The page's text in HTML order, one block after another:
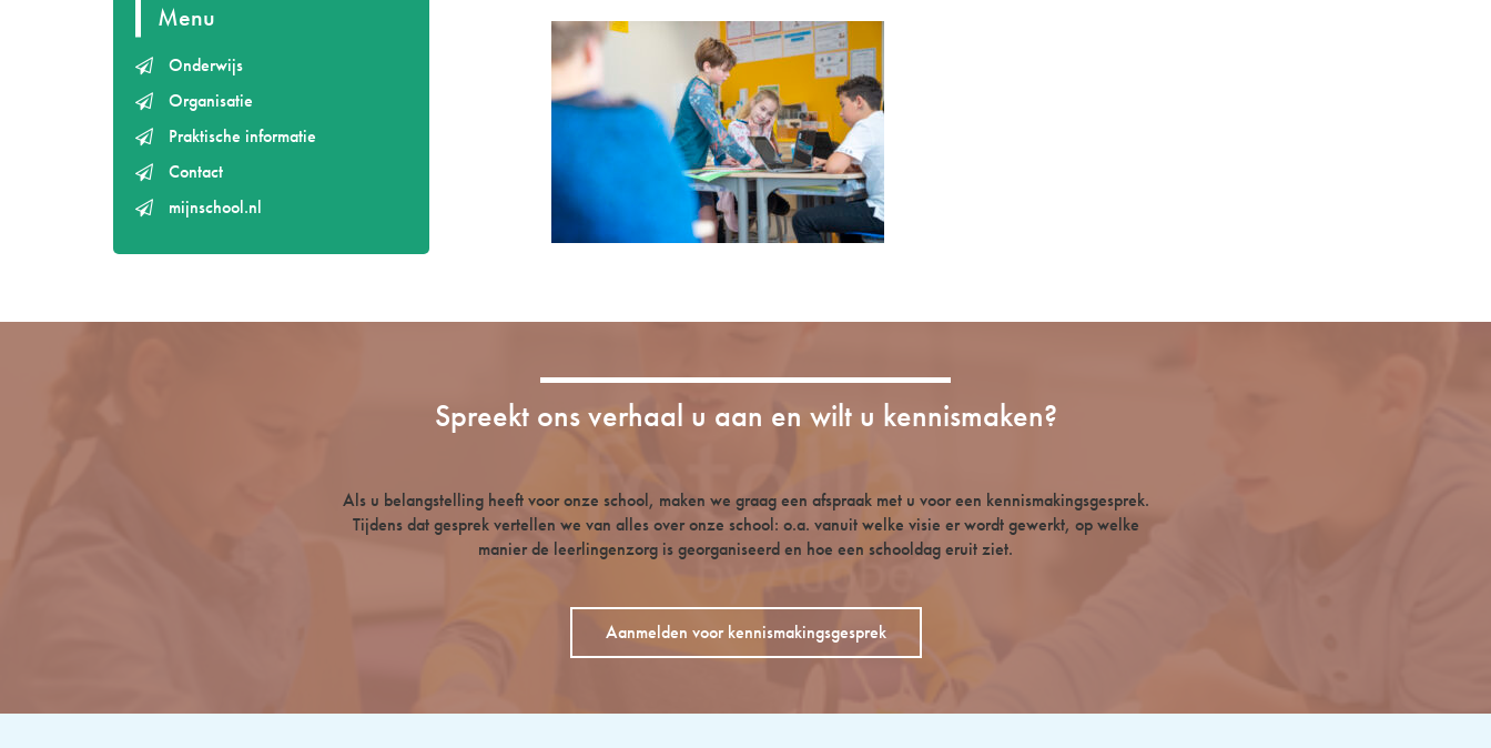
Menu
Onderwijs
Organisatie
Praktische informatie
Contact
mijnschool.nl
Spreekt ons verhaal u aan en wilt u kennismaken?
Als u belangstelling heeft voor onze school, maken we graag een afspraak met u voor een kennismakingsgesprek.
Tijdens dat gesprek vertellen we van alles over onze school: o.a. vanuit welke visie er wordt gewerkt, op welke
manier de leerlingenzorg is georganiseerd en hoe een schooldag eruit ziet.
Aanmelden voor kennismakingsgesprek